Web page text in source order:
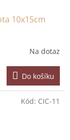
10x15cm
Na dotaz
Do košíku
Kód: CIC-11